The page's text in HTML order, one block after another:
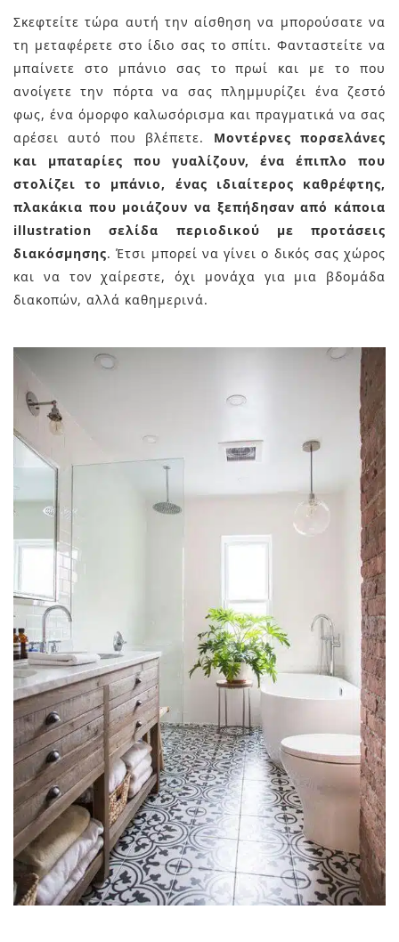
Σκεφτείτε τώρα αυτή την αίσθηση να μπορούσατε να
τη μεταφέρετε στο ίδιο σας το σπίτι. Φανταστείτε να
μπαίνετε στο μπάνιο σας το πρωί και με το που
ανοίγετε την πόρτα να σας πλημμυρίζει ένα ζεστό
φως, ένα όμορφο καλωσόρισμα και πραγματικά να σας
αρέσει αυτό που βλέπετε. Μοντέρνες πορσελάνες
και μπαταρίες που γυαλίζουν, ένα έπιπλο που
στολίζει το μπάνιο, ένας ιδιαίτερος καθρέφτης,
πλακάκια που μοιάζουν να ξεπήδησαν από κάποια
illustration σελίδα περιοδικού με προτάσεις
διακόσμησης. Έτσι μπορεί να γίνει ο δικός σας χώρος
και να τον χαίρεστε, όχι μονάχα για μια βδομάδα
διακοπών, αλλά καθημερινά.